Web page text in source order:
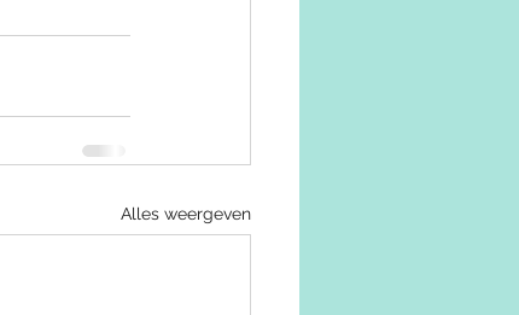
Alles weergeven